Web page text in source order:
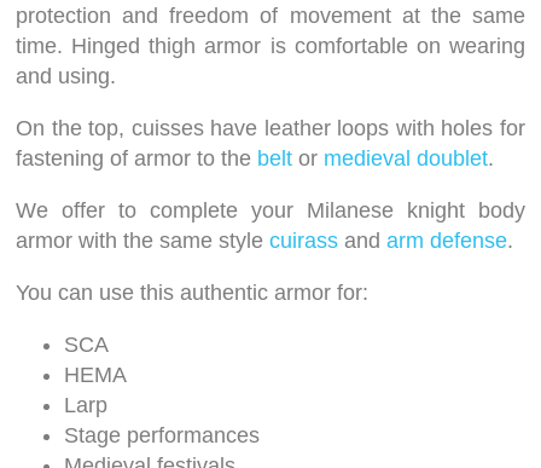
protection and freedom of movement at the same
time. Hinged thigh armor is comfortable on wearing
and using.
On the top, cuisses have leather loops with holes for
fastening of armor to the belt or medieval doublet.
We offer to complete your Milanese knight body
armor with the same style cuirass and arm defense.
You can use this authentic armor for:
SCA
HEMA
Larp
Stage performances